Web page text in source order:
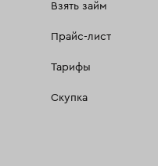
Взять займ
Прайс-лист
Тарифы
Скупка